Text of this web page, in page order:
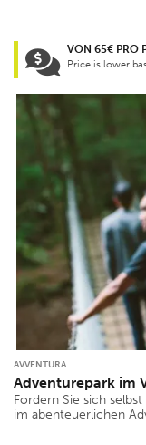
VON 65€ PRO
Price is lower
AVVENTURA
Adventurepark im
Fordern Sie sich
im abenteuerlichen